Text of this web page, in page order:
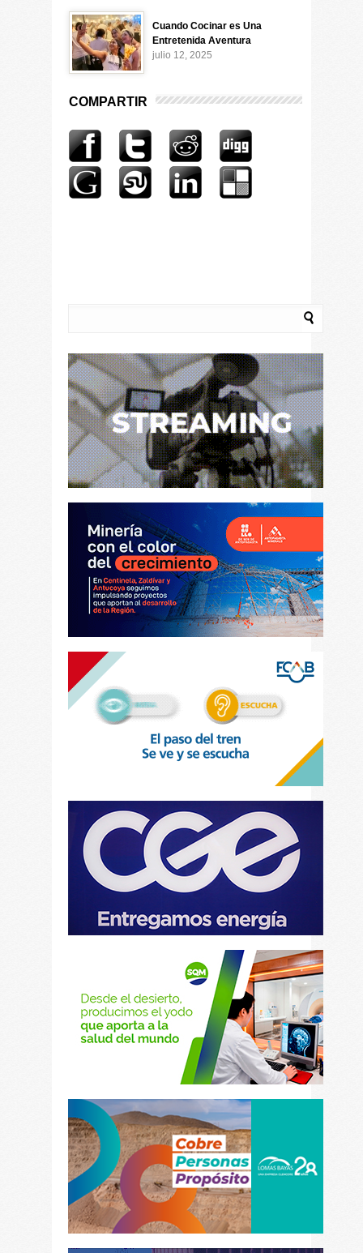
Cuando Cocinar es Una
Entretenida Aventura
julio 12, 2025
COMPARTIR